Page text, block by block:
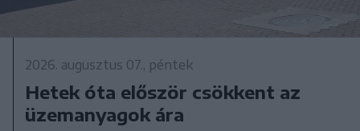
2026. augusztus 07., péntek
Hetek óta először csökkent az
üzemanyagok ára